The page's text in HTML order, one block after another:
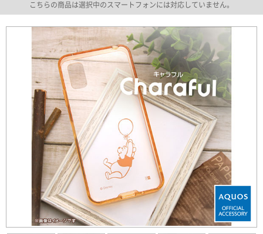
こちらの商品は選択中のスマートフォンには対応していません。